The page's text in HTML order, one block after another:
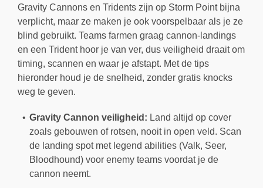
Gravity Cannons en Tridents zijn op Storm Point bijna
verplicht, maar ze maken je ook voorspelbaar als je ze
blind gebruikt. Teams farmen graag cannon-landings
en een Trident hoor je van ver, dus veiligheid draait om
timing, scannen en waar je afstapt. Met de tips
hieronder houd je de snelheid, zonder gratis knocks
weg te geven.
Gravity Cannon veiligheid: Land altijd op cover
zoals gebouwen of rotsen, nooit in open veld. Scan
de landing spot met legend abilities (Valk, Seer,
Bloodhound) voor enemy teams voordat je de
cannon neemt.